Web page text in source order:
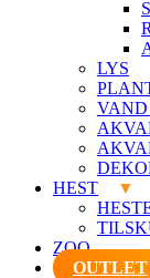
LYS
VAND
HEST
ZOO
OUTLET